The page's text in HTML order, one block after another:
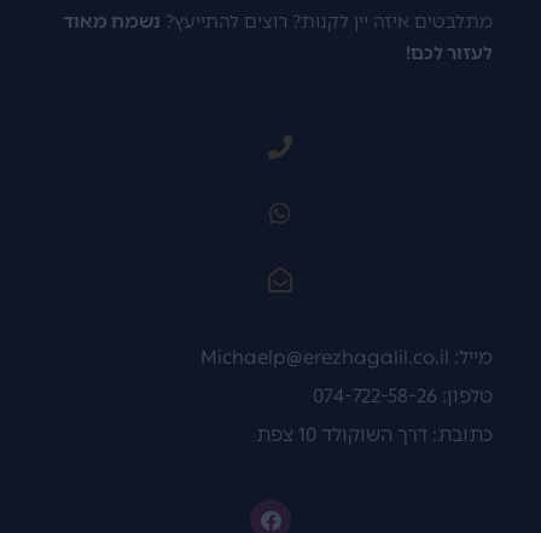
מתלבטים איזה יין לקנות? רוצים להתייעץ? נשמח מאוד
לעזור לכם!
מייל: Michaelp@erezhagalil.co.il
טלפון: 074-722-58-26
כתובת: דרך השוקולד 10 צפת